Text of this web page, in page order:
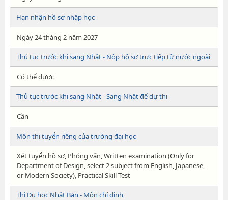
Hạn nhận hồ sơ nhập học
Ngày 24 tháng 2 năm 2027
Thủ tục trước khi sang Nhật - Nộp hồ sơ trực tiếp từ nước ngoài
Có thể được
Thủ tục trước khi sang Nhật - Sang Nhật để dự thi
Cần
Môn thi tuyển riêng của trường đại học
Xét tuyển hồ sơ, Phỏng vấn, Written examination (Only for
Department of Design, select 2 subject from English, Japanese,
or Modern Society), Practical Skill Test
Thi Du học Nhật Bản - Môn chỉ định